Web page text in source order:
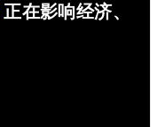
正在影响经济、